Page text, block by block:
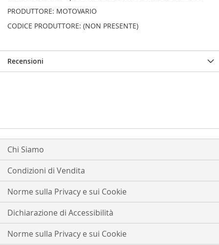
PRODUTTORE: MOTOVARIO
CODICE PRODUTTORE: (NON PRESENTE)
Recensioni
Chi Siamo
Condizioni di Vendita
Norme sulla Privacy e sui Cookie
Dichiarazione di Accessibilità
Norme sulla Privacy e sui Cookie